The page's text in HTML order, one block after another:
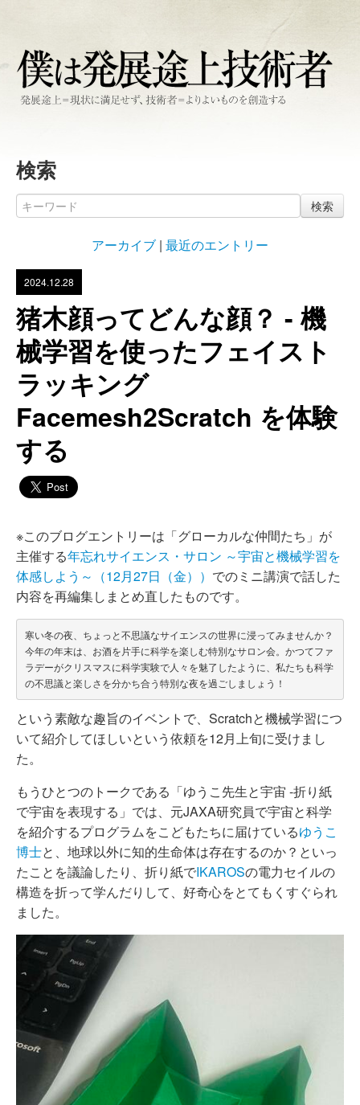
検索
検索
アーカイブ | 最近のエントリー
2024.12.28
猪木顔ってどんな顔？ - 機
械学習を使ったフェイスト
ラッキング
Facemesh2Scratch を体験
する
※このブログエントリーは「グローカルな仲間たち」が
主催する年忘れサイエンス・サロン ～宇宙と機械学習を
体感しよう～（12月27日（金）） でのミニ講演で話した
内容を再編集しまとめ直したものです。
寒い冬の夜、ちょっと不思議なサイエンスの世界に浸ってみませんか？
今年の年末は、お酒を片手に科学を楽しむ特別なサロン会。かつてファ
ラデーがクリスマスに科学実験で人々を魅了したように、私たちも科学
という素敵な趣旨のイベントで、Scratchと機械学習につ
いて紹介してほしいという依頼を12月上旬に受けまし
た。
もうひとつのトークである「ゆうこ先生と宇宙 -折り紙
で宇宙を表現する」では、元JAXA研究員で宇宙と科学
を紹介するプログラムをこどもたちに届けているゆうこ
博士と、地球以外に知的生命体は存在するのか？といっ
たことを議論したり、折り紙でIKAROSの電力セイルの
構造を折って学んだりして、好奇心をとてもくすぐられ
ました。